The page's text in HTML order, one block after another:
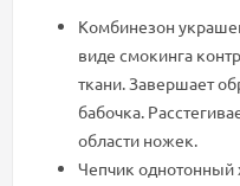
Комбинезон
виде смокинга
ткани. Завершает
бабочка.
области ножек.
Чепчик однотонный